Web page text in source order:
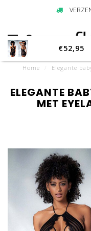
Home
Elegante
€52,95
ELEGANTE
MET